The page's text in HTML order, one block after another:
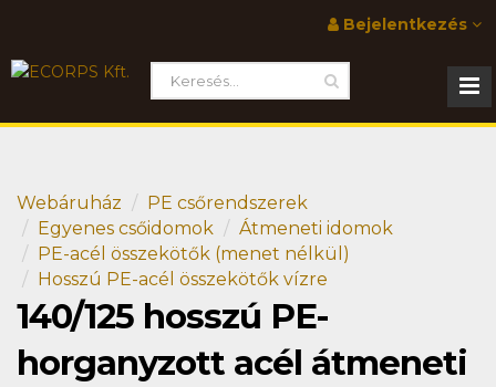
Bejelentkezés
Webáruház
PE csőrendszerek
Egyenes csőidomok
Átmeneti idomok
PE-acél összekötők (menet nélkül)
Hosszú PE-acél összekötők vízre
140/125 hosszú PE-
horganyzott acél átmeneti